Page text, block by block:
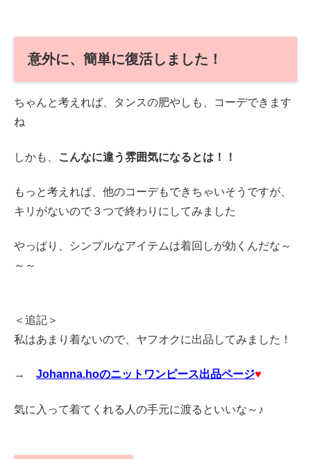
意外に、簡単に復活しました！
ちゃんと考えれば、タンスの肥やしも、コーデできます
ね
しかも、 こんなに違う雰囲気になるとは！！
もっと考えれば、他のコーデもできちゃいそうですが、
キリがないので３つで終わりにしてみました
やっぱり、シンプルなアイテムは着回しが効くんだな～
～～
＜追記＞
私はあまり着ないので、ヤフオクに出品してみました！
→ Johanna.hoのニットワンピース出品ページ♥
気に入って着てくれる人の手元に渡るといいな～♪